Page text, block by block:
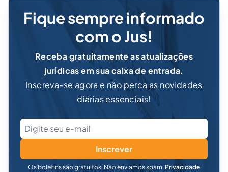
Fique sempre informado
com o Jus!
Receba gratuitamente as atualizações
jurídicas em sua caixa de entrada.
Inscreva-se agora e não perca as novidades
diárias essenciais!
Inscrever
Os boletins são gratuitos. Não enviamos spam. Privacidade